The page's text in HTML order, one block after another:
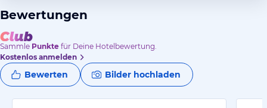
Bewertungen
Sammle Punkte für Deine Hotelbewertung.
Kostenlos anmelden
Bewerten Bilder hochladen